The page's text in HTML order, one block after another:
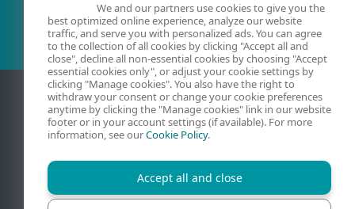
We and our partners use cookies to give you the
best optimized online experience, analyze our website
traffic, and serve you with personalized ads. You can agree
to the collection of all cookies by clicking "Accept all and
close", decline all non-essential cookies by choosing "Accept
essential cookies only", or adjust your cookie settings by
clicking "Manage cookies". You also have the right to
withdraw your consent or change your cookie preferences
anytime by clicking the "Manage cookies" link in our website
footer or in your account settings (if available). For more
information, see ourCookie Policy.
Accept all and close